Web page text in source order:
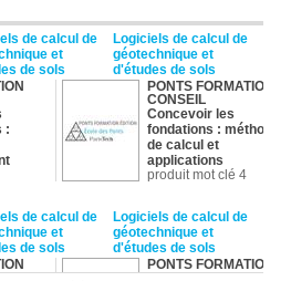
de calcul de
et
de sols
Logiciels de calcul de
géotechnique et
d'études de sols
:
PONTS FORMATION
CONSEIL
Concevoir les
fondations : méthodes
de calcul et
applications
produit mot clé 4
de calcul de
et
de sols
Logiciels de calcul de
géotechnique et
d'études de sols
PONTS FORMATION
CONSEIL